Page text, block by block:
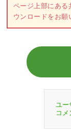
ページ上部にある
ウンロードをお願
ユー
コメ